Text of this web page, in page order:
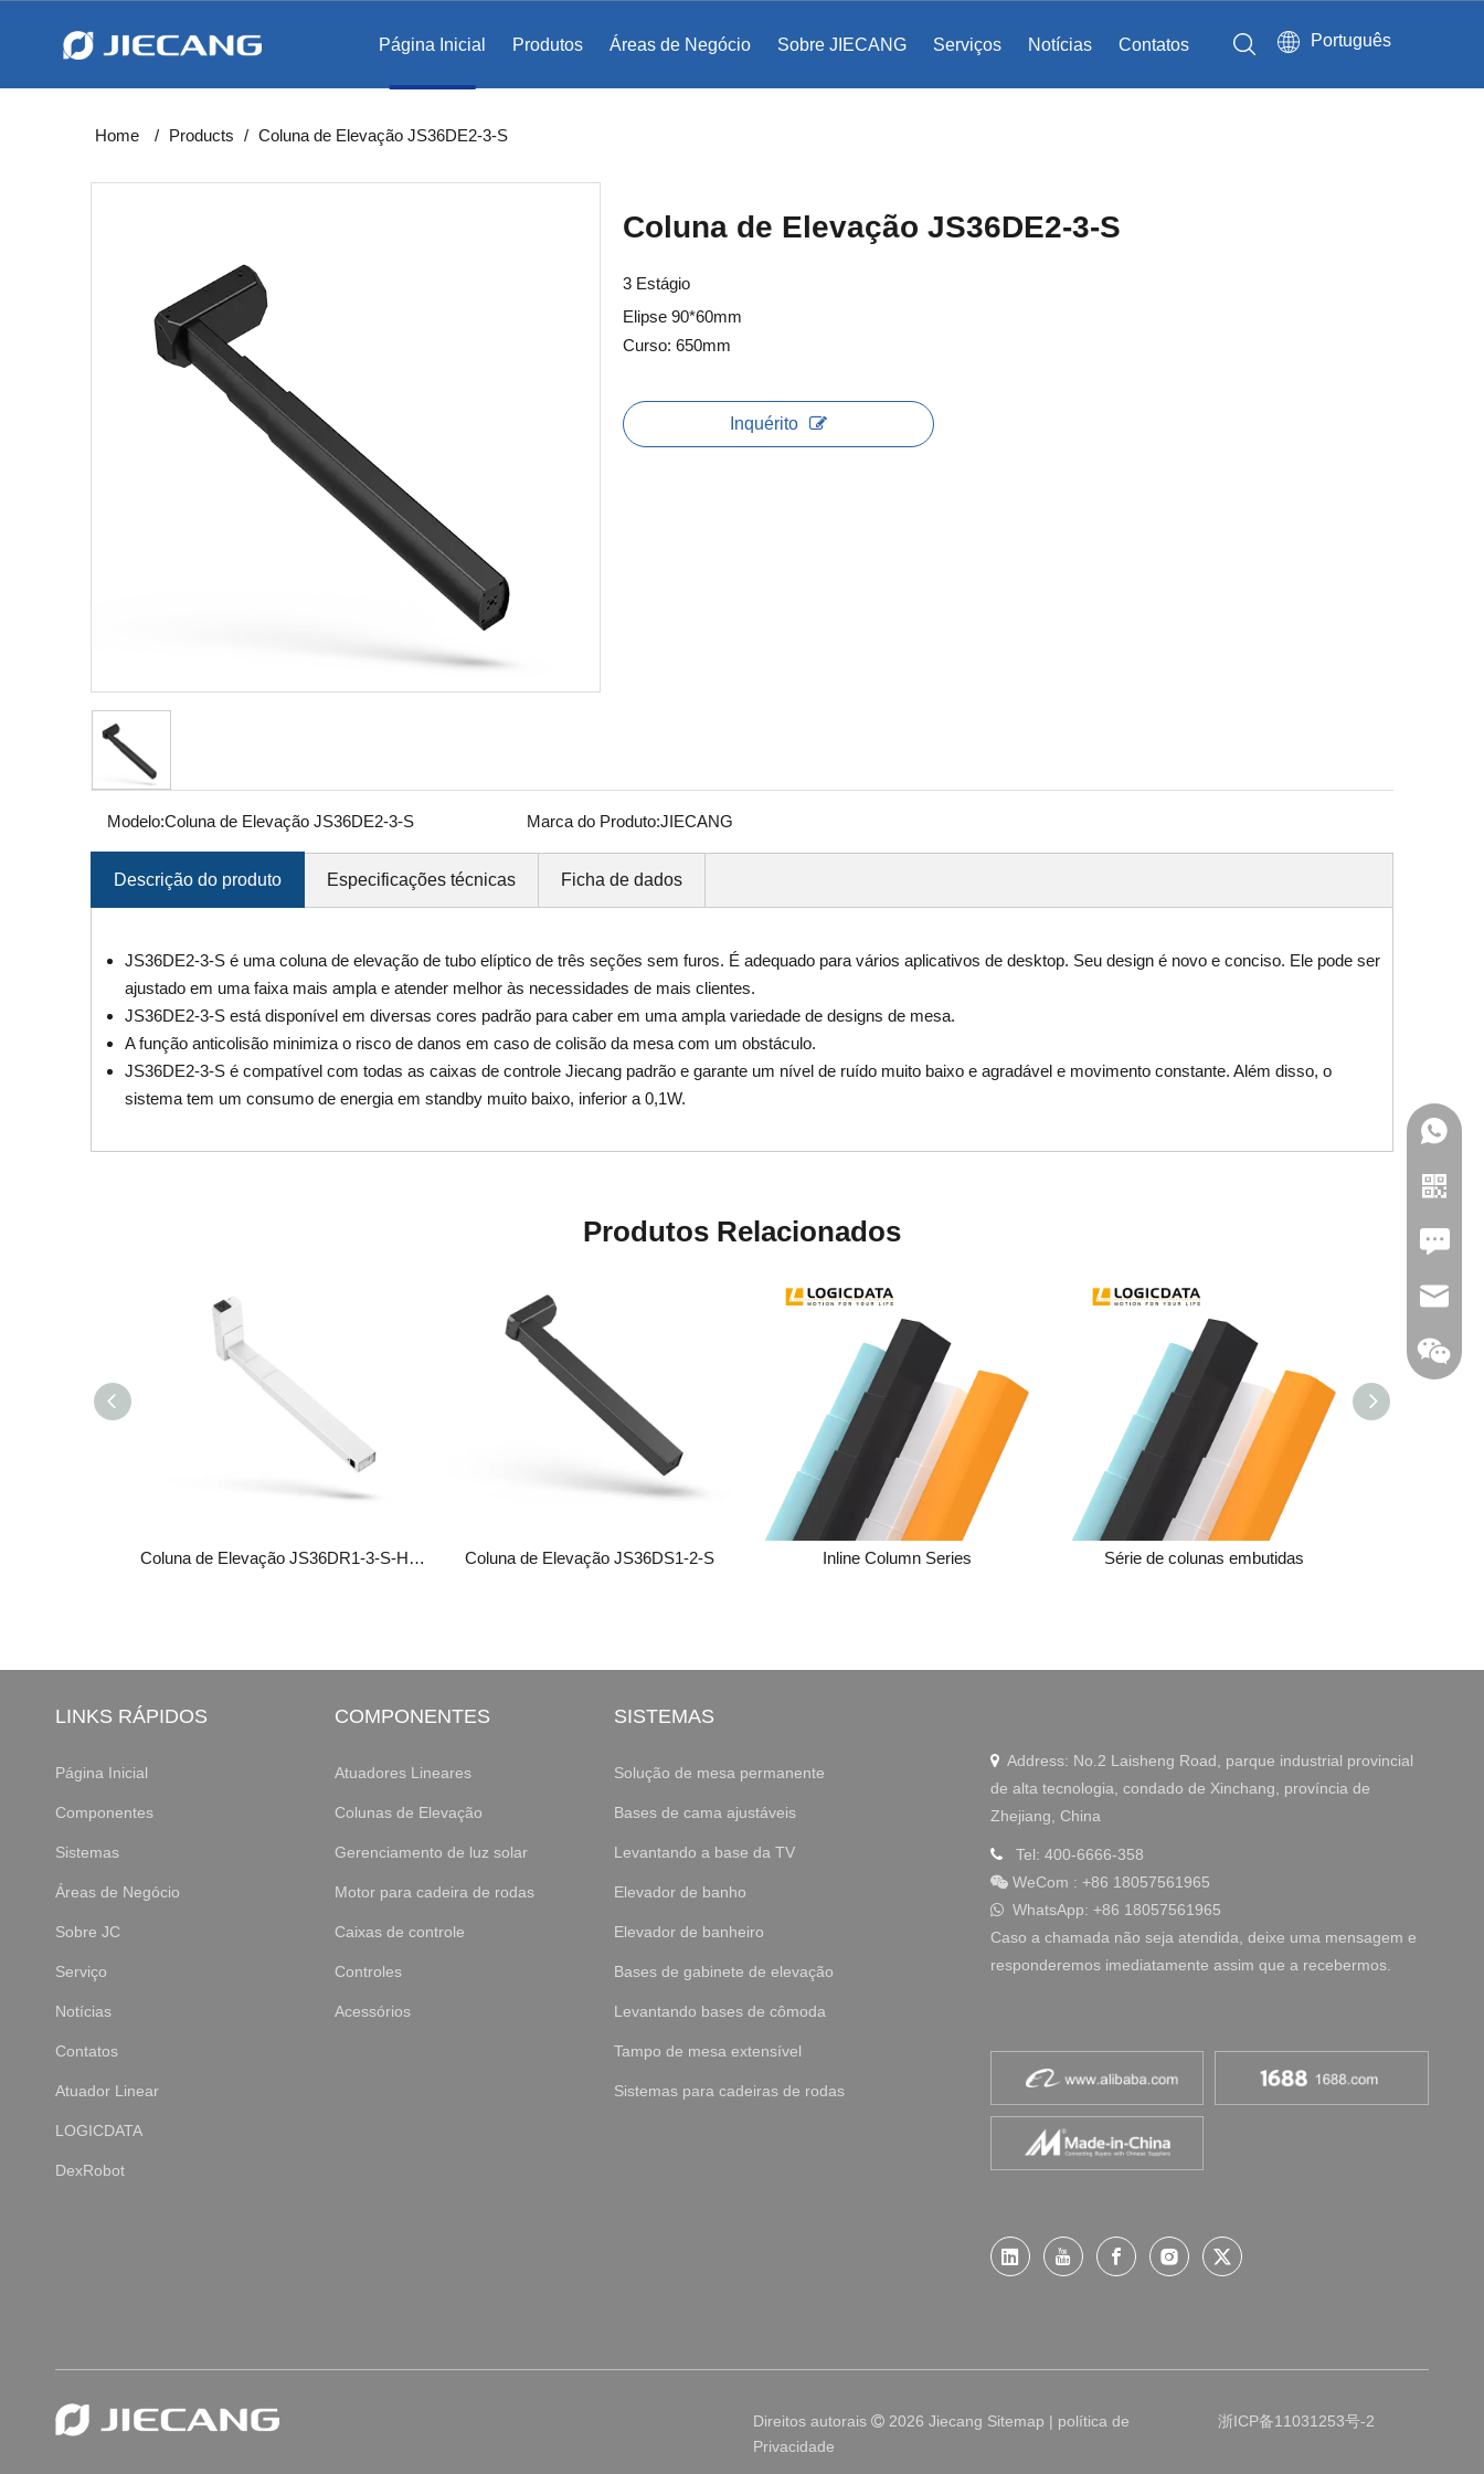
Página Inicial Produtos Áreas de Negócio Sobre JIECANG Serviços Notícias Contatos Português
Home / Products / Coluna de Elevação JS36DE2-3-S
Coluna de Elevação JS36DE2-3-S
3 Estágio
Elipse 90*60mm
Curso: 650mm
Inquérito
Modelo:Coluna de Elevação JS36DE2-3-S Marca do Produto:JIECANG
Descrição do produto Especificações técnicas Ficha de dados
JS36DE2-3-S é uma coluna de elevação de tubo elíptico de três seções sem furos. É adequado para vários aplicativos de desktop. Seu design é novo e conciso. Ele pode ser
ajustado em uma faixa mais ampla e atender melhor às necessidades de mais clientes.
JS36DE2-3-S está disponível em diversas cores padrão para caber em uma ampla variedade de designs de mesa.
A função anticolisão minimiza o risco de danos em caso de colisão da mesa com um obstáculo.
JS36DE2-3-S é compatível com todas as caixas de controle Jiecang padrão e garante um nível de ruído muito baixo e agradável e movimento constante. Além disso, o
sistema tem um consumo de energia em standby muito baixo, inferior a 0,1W.
Produtos Relacionados
Coluna de Elevação JS36DR1-3-S-HC-2 Coluna de Elevação JS36DS1-2-S Inline Column Series Série de colunas embutidas
LINKS RÁPIDOS
Página Inicial
Componentes
Sistemas
Áreas de Negócio
Sobre JC
Serviço
Notícias
Contatos
Atuador Linear
LOGICDATA
DexRobot
COMPONENTES
Atuadores Lineares
Colunas de Elevação
Gerenciamento de luz solar
Motor para cadeira de rodas
Caixas de controle
Controles
Acessórios
Leave
SISTEMAS
Solução de mesa permanente
Bases de cama ajustáveis
Levantando a base da TV
Elevador de banho
Elevador de banheiro
Bases de gabinete de elevação
Levantando bases de cômoda
Tampo de mesa extensível
Sistemas para cadeiras de rodas
Address: No.2 Laisheng Road, parque industrial provincial
de alta tecnologia, condado de Xinchang, província de
Zhejiang, China
 Tel: 400-6666-358
 WeCom : +86 18057561965
 WhatsApp: +86 18057561965
Caso a chamada não seja atendida, deixe uma mensagem e
responderemos imediatamente assim que a recebermos.
Direitos autorais  2026 Jiecang Sitemap | política de
Privacidade
浙ICP备11031253号-2